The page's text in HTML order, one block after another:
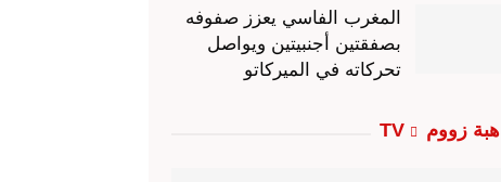
المغرب الفاسي يعزز صفوفه
بصفقتين أجنبيتين ويواصل
تحركاته في الميركاتو
هبة زووم TV